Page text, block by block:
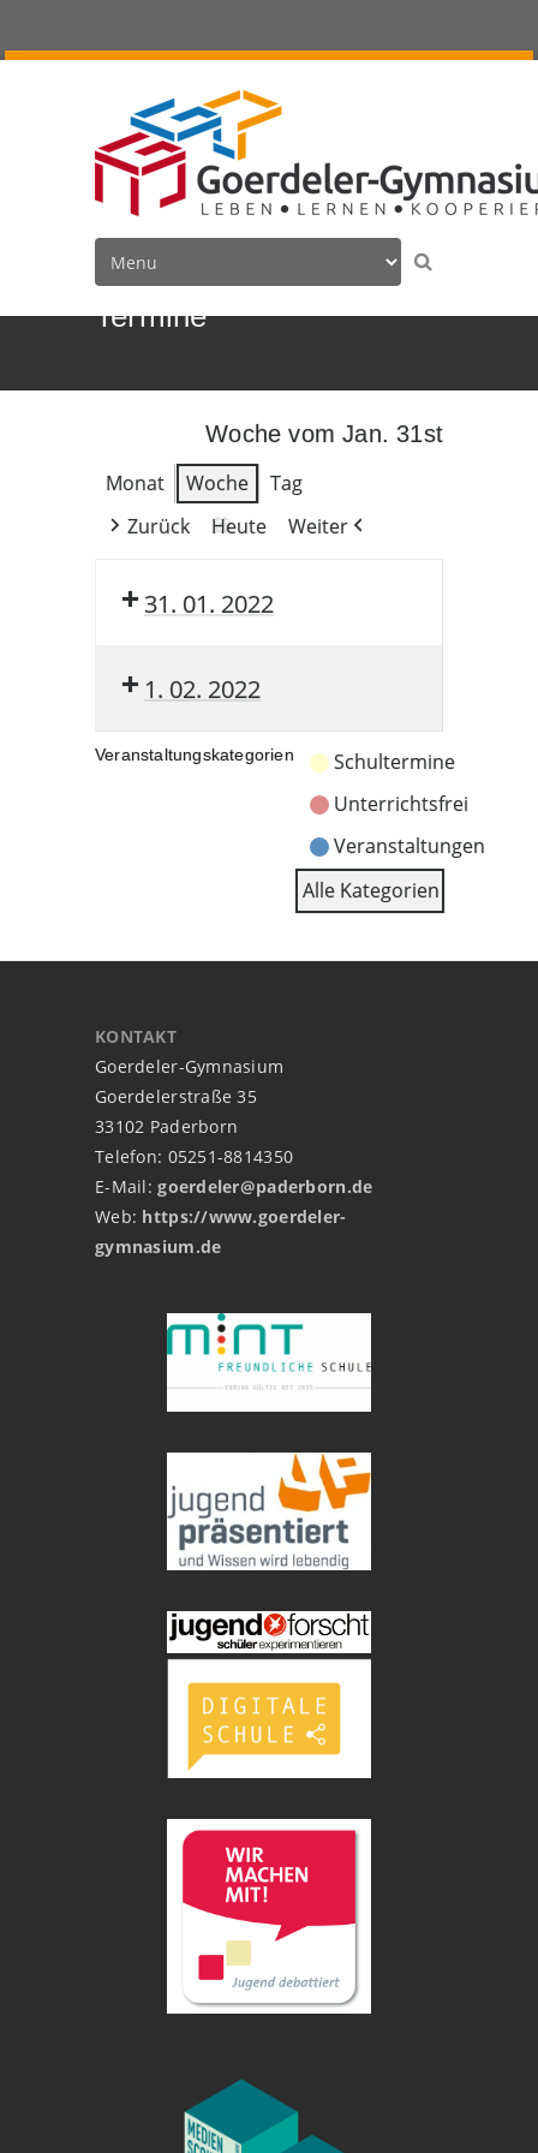
Termine
Woche vom Jan. 31st
Monat
Woche
Tag
Zurück
Heute Weiter
31. 01. 2022
1. 02. 2022
Veranstaltungskategorien
Schultermine
Unterrichtsfrei
Veranstaltungen
Alle Kategorien
KONTAKT
Goerdeler-Gymnasium
Goerdelerstraße 35
33102 Paderborn
Telefon: 05251-8814350
E-Mail:goerdeler@paderborn.de
Web: https://www.goerdeler-
gymnasium.de